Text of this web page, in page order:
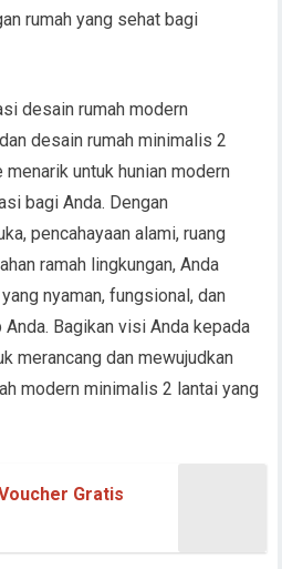
rumah yang sehat bagi
desain rumah modern
desain rumah minimalis 2
untuk hunian modern
bagi Anda. Dengan
pencahayaan alami, ruang
ramah lingkungan, Anda
nyaman, fungsional, dan
Bagikan visi Anda kepada
merancang dan mewujudkan
modern minimalis 2 lantai yang
Gratis